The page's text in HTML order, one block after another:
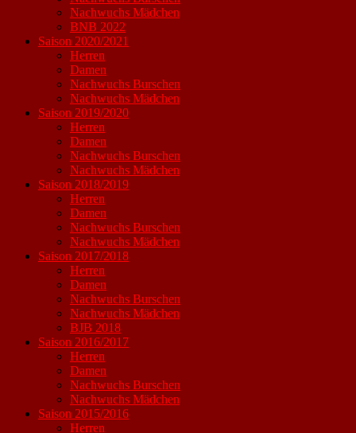
Nachwuchs Mädchen
BNB 2022
Saison 2020/2021
Herren
Damen
Nachwuchs Burschen
Nachwuchs Mädchen
Saison 2019/2020
Herren
Damen
Nachwuchs Burschen
Nachwuchs Mädchen
Saison 2018/2019
Herren
Damen
Nachwuchs Burschen
Nachwuchs Mädchen
Saison 2017/2018
Herren
Damen
Nachwuchs Burschen
Nachwuchs Mädchen
BJB 2018
Saison 2016/2017
Herren
Damen
Nachwuchs Burschen
Nachwuchs Mädchen
Saison 2015/2016
Herren